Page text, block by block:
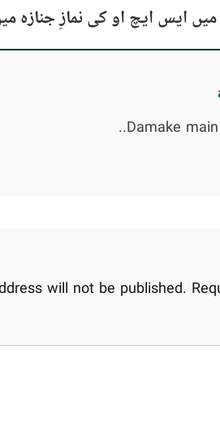
ایس ایچ او کی نمازِ جنازہ
Damake
will not be published.